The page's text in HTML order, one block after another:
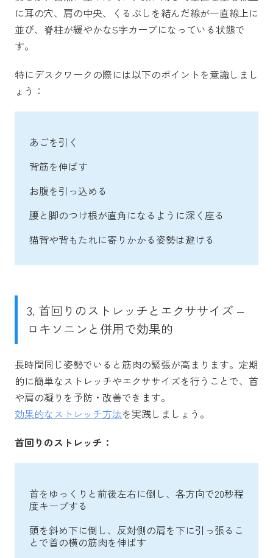
に耳の穴、肩の中央、くるぶしを結んだ線が一直線上に
並び、脊柱が緩やかなS字カーブになっている状態で
す。
特にデスクワークの際には以下のポイントを意識しまし
ょう：
あごを引く
背筋を伸ばす
お腹を引っ込める
腰と脚のつけ根が直角になるように深く座る
猫背や背もたれに寄りかかる姿勢は避ける
3. 首回りのストレッチとエクササイズ –
ロキソニンと併用で効果的
長時間同じ姿勢でいると筋肉の緊張が高まります。定期
的に簡単なストレッチやエクササイズを行うことで、首
や肩の凝りを予防・改善できます。
効果的なストレッチ方法を実践しましょう。
首回りのストレッチ：
首をゆっくりと前後左右に倒し、各方向で20秒程
度キープする
頭を斜め下に倒し、反対側の肩を下に引っ張るこ
とで首の横の筋肉を伸ばす